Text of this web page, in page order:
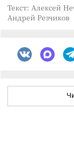
Текст: Алексей
Андрей Резчиков